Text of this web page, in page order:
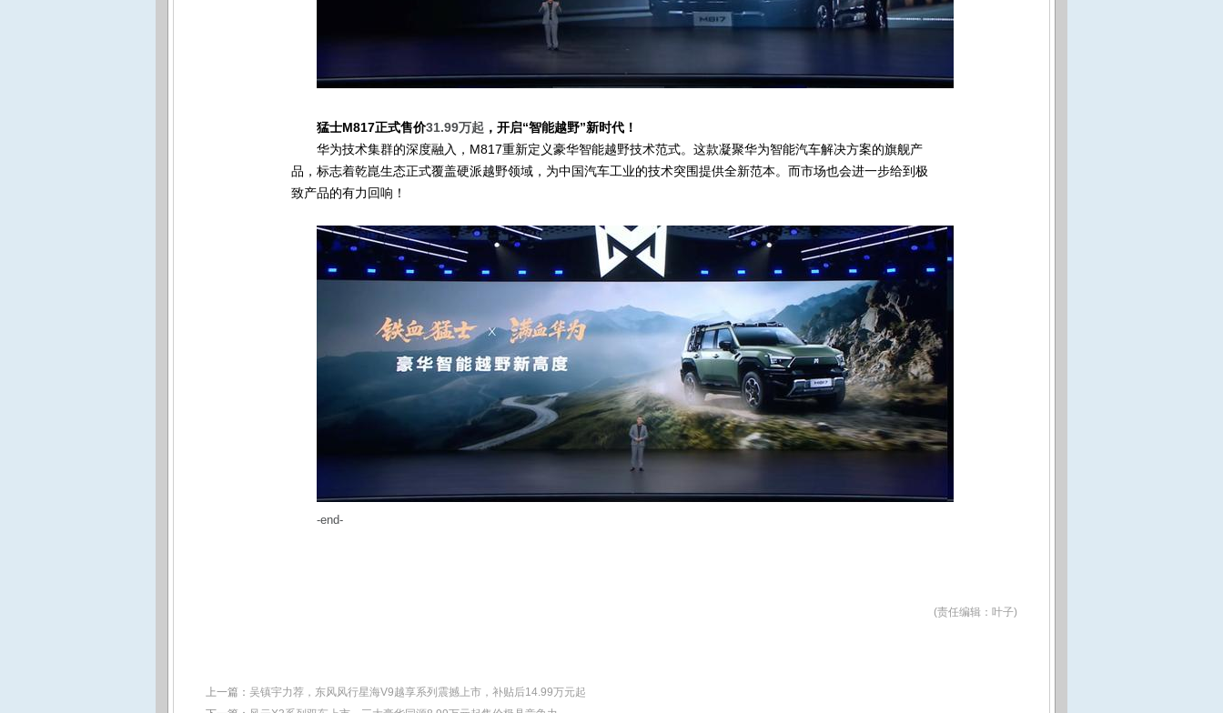
猛士M817正式售价31.99万起 ，开启“智能越野”新时代！
华为技术集群的深度融入，M817重新定义豪华智能越野技术范式。这款凝聚华为智能汽车解决方案的旗舰产
品，标志着乾崑生态正式覆盖硬派越野领域，为中国汽车工业的技术突围提供全新范本。而市场也会进一步给到极
致产品的有力回响！
-end-
(责任编辑：叶子)
上一篇： 吴镇宇力荐，东风风行星海V9越享系列震撼上市，补贴后14.99万元起